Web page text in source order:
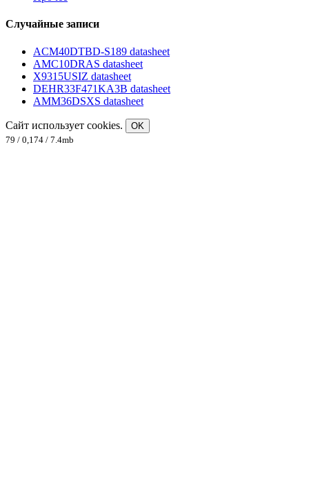
Случайные записи
ACM40DTBD-S189 datasheet
AMC10DRAS datasheet
X9315USIZ datasheet
DEHR33F471KA3B datasheet
AMM36DSXS datasheet
Сайт использует cookies.
OK
79 / 0,174 / 7.4mb